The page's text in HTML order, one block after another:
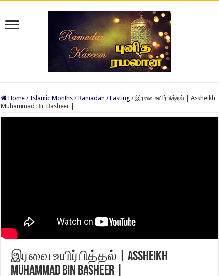
Home / Islamic Months / Ramadan / Fasting / இரவை உயிர்பித்தல் | Assheikh
Muhammad Bin Basheer |
இரவை உயிர்பித்தல் | Assheikh
Muhammad Bin Basheer |